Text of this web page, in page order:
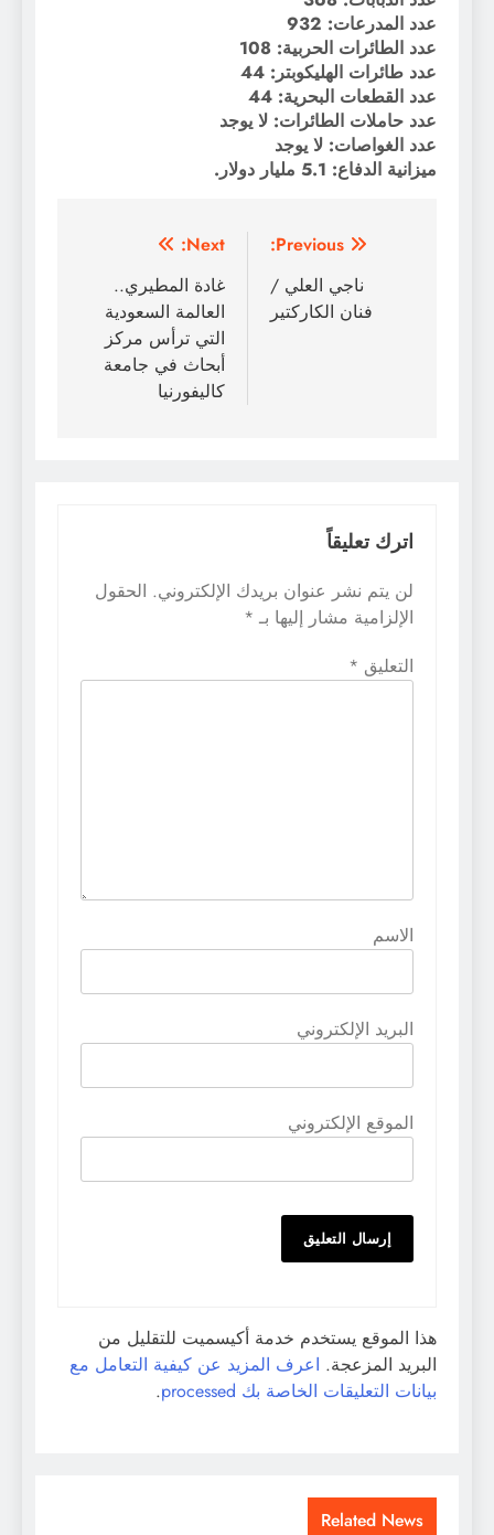
عدد المدرعات: 932
عدد الطائرات الحربية: 108
عدد طائرات الهليكوبتر: 44
عدد القطعات البحرية: 44
عدد حاملات الطائرات: لا يوجد
عدد الغواصات: لا يوجد
ميزانية الدفاع: 5.1 مليار دولار.
تصفّح
المقالات
Previous:
ناجي العلي /
فنان الكاركتير
Next:
غادة المطيري..
العالمة السعودية
التي ترأس مركز
أبحاث في جامعة
كاليفورنيا
اترك تعليقاً
لن يتم نشر عنوان بريدك الإلكتروني. الحقول
الإلزامية مشار إليها بـ *
التعليق *
الاسم
البريد الإلكتروني
الموقع الإلكتروني
هذا الموقع يستخدم خدمة أكيسميت للتقليل من
البريد المزعجة. اعرف المزيد عن كيفية التعامل مع
بيانات التعليقات الخاصة بك processed
.
Related News